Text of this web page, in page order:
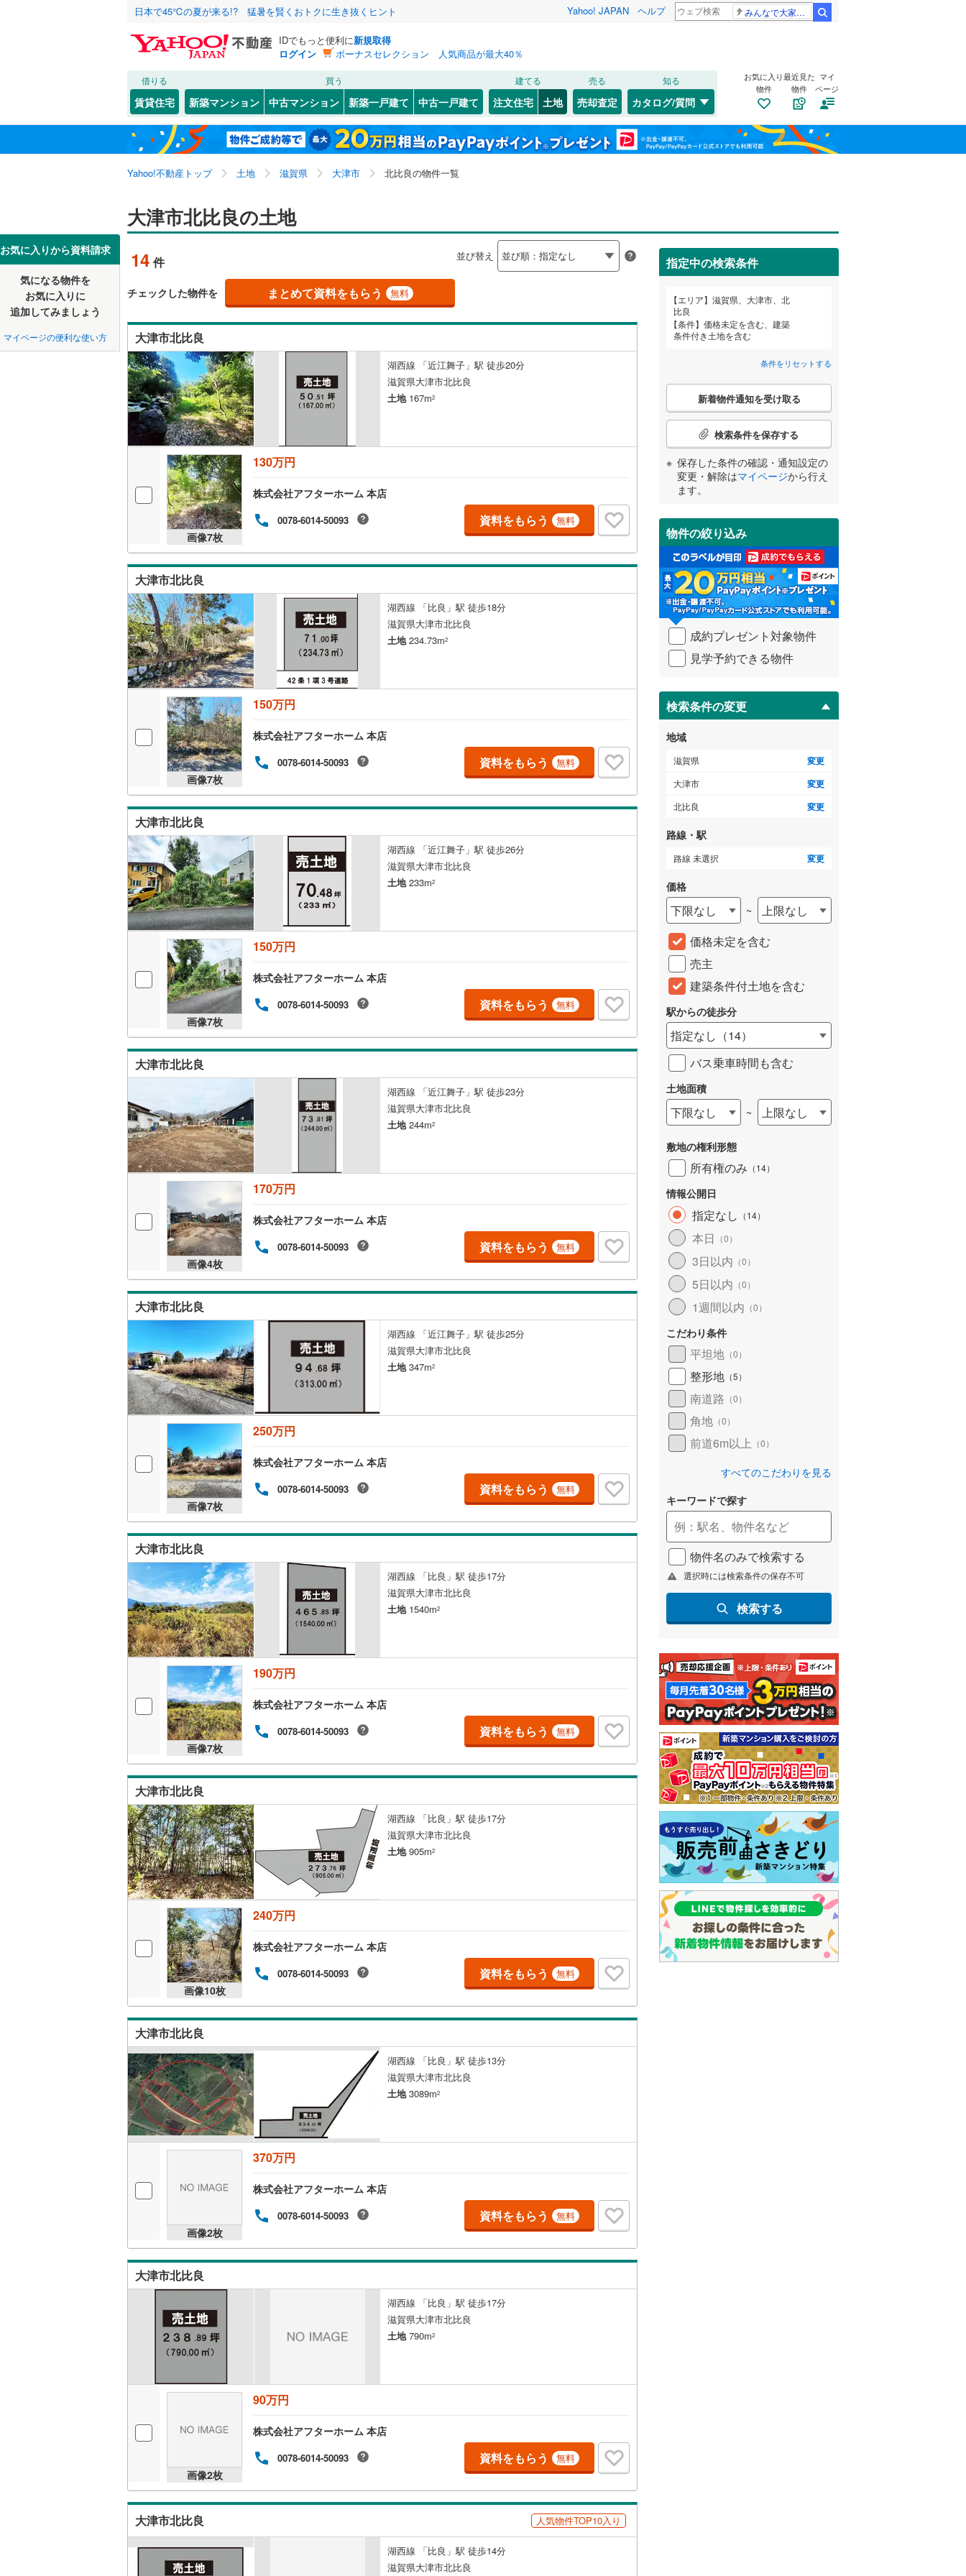
日本で45℃の夏が来る!? 猛暑を賢くおトクに生き抜くヒント Yahoo! JAPAN ヘルプ みんなで大家さん 2881億円
IDでもっと便利に新規取得
ログイン
ボーナスセレクション 人気商品が最大40％
借りる
賃貸住宅
買う
新築マンション 中古マンション 新築一戸建て 中古一戸建て
建てる
注文住宅 土地
売る
売却査定
知る
カタログ/質問
お気に入り
物件
最近見た
物件
マイ
ページ
Yahoo!不動産トップ 土地 滋賀県 大津市 北比良の物件一覧
お気に入りから資料請求
気になる物件を
お気に入りに
追加してみましょう
マイページの便利な使い方
大津市北比良の土地
14 件 並び替え
チェックした物件を まとめて資料をもらう 無料
大津市北比良
湖西線 「近江舞子」駅 徒歩20分
滋賀県大津市北比良
土地167m2
画像7枚
130万円
株式会社アフターホーム 本店
0078-6014-50093 資料をもらう 無料
大津市北比良
湖西線 「比良」駅 徒歩18分
滋賀県大津市北比良
土地234.73m2
画像7枚
150万円
株式会社アフターホーム 本店
0078-6014-50093 資料をもらう 無料
大津市北比良
湖西線 「近江舞子」駅 徒歩26分
滋賀県大津市北比良
土地233m2
画像7枚
150万円
株式会社アフターホーム 本店
0078-6014-50093 資料をもらう 無料
大津市北比良
湖西線 「近江舞子」駅 徒歩23分
滋賀県大津市北比良
土地244m2
画像4枚
170万円
株式会社アフターホーム 本店
0078-6014-50093 資料をもらう 無料
大津市北比良
湖西線 「近江舞子」駅 徒歩25分
滋賀県大津市北比良
土地347m2
画像7枚
250万円
株式会社アフターホーム 本店
0078-6014-50093 資料をもらう 無料
大津市北比良
湖西線 「比良」駅 徒歩17分
滋賀県大津市北比良
土地1540m2
画像7枚
190万円
株式会社アフターホーム 本店
0078-6014-50093 資料をもらう 無料
大津市北比良
湖西線 「比良」駅 徒歩17分
滋賀県大津市北比良
土地905m2
画像10枚
240万円
株式会社アフターホーム 本店
0078-6014-50093 資料をもらう 無料
大津市北比良
湖西線 「比良」駅 徒歩13分
滋賀県大津市北比良
土地3089m2
画像2枚
370万円
株式会社アフターホーム 本店
0078-6014-50093 資料をもらう 無料
大津市北比良
湖西線 「比良」駅 徒歩17分
滋賀県大津市北比良
土地790m2
画像2枚
90万円
株式会社アフターホーム 本店
0078-6014-50093 資料をもらう 無料
大津市北比良 人気物件TOP10入り
湖西線 「比良」駅 徒歩14分
滋賀県大津市北比良
指定中の検索条件
エリア
滋賀県、大津市、北
比良
条件
価格未定を含む、建築
条件付き土地を含む
条件をリセットする
こ
検
条
件
受
け
取
る
・
条
件
を
イ
ペ
ジ
に
保
存
す
る
新着物件通知を受け取る
検索条件を保存する
保存した条件の確認・通知設定の
変更・解除はマイページから行え
ます。
物件の絞り込み
成約プレゼント対象物件
見学予約できる物件
検索条件の変更
地域
滋賀県 変更
大津市 変更
北比良 変更
路線・駅
路線 未選択 変更
価格
下限なし ~
上限なし
価格未定を含む
売主
建築条件付土地を含む
駅からの徒歩分
指定なし （14）
バス乗車時間も含む
土地面積
下限なし ~ 上限なし
敷地の権利形態
所有権のみ （14）
情報公開日
指定なし （14）
本日 （0）
3日以内 （0）
5日以内 （0）
1週間以内 （0）
こだわり条件
平坦地 （0）
整形地 （5）
南道路 （0）
角地 （0）
前道6m以上 （0）
すべてのこだわりを見る
キーワードで探す
物件名のみで検索する
選択時には検索条件の保存不可
検索する
北海道 北海道
東北 青森 岩手 宮城 秋田 山形 福島
関東 東京 神奈川 埼玉
信越・北陸 新潟
三重
近畿 大阪 兵庫
中国 鳥取 島根 岡山 広島 山口
四国 愛媛 高知
九州・沖縄 長崎 鹿児島 沖縄
該当物件0件 条件をリセットする
大津市(93) 彦根市(23) 長浜市(30)
近江八幡市(0) 草津市(12) 守山市(3)
栗東市( 8)
湖南市
米原市(2) 蒲生郡日野町(41) 蒲生郡竜王町(3)
犬上郡豊郷町 (0) 犬上郡甲良町(0)
犬上郡多賀町(1)
該当物件0件 条件をリセットする
赤尾町(1) 石場(1) 石山寺(1)
一里山(1) 稲葉台(1) 追分町(1)
大江(2
萱野浦
栄町(1) 神領(2) 瀬田(1)
錦織( 2) 西の庄(1)
野郷原(1)
真野(1
荒川(2)
(1) 北小松(2)
(2) (8)
和邇北浜 6)
和邇高城
該当物件0件 条件をリセットする
JR 東海道本線（JR東海）(0) 東海道本線（JR西日本）(0) 北陸本線(0
湖西線(14) 草津線(0) 東海道新幹線
私鉄・その他 近江鉄道近江本線(0) 近江鉄道多賀線(0) 近江鉄道八日市線(0)
該当物件0件 条件をリセットする
該当物件0件 条件をリセットする
こだわり条件 配置、向き、建ち方、日当たり
前道6m以上（0） 角地（0） 南道路（0）
平坦地（0） 整形地（5） 古家あり（0）
更地渡し
最寄りの駅が始発駅（0）
オンライン内見(相談)可（0） IT重説可（0）
オンライン対応とは？ 詳しく見る
該当物件0件 条件をリセットする
検索条件を保存しました
この検索条件の新着物件通知は、 マイページから設定できます。
保存した条件を見る
滋賀県、大津市、北比良、価格未定を含む、建築条件付
き土地を含む
検索条件を保存する
マイページ
お気に入りリストを見る
閉じる
お気に入りリストを見る
閉じる